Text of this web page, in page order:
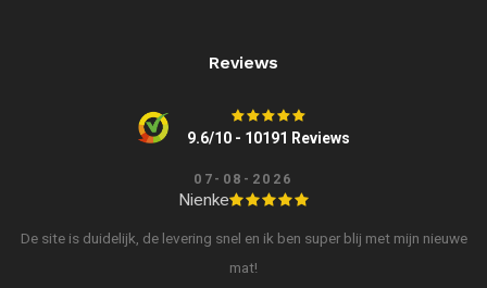
Reviews
9.6/10 - 10191 Reviews
07-08-2026
Nienke
De site is duidelijk, de levering snel en ik ben super blij met mijn nieuwe
mat!